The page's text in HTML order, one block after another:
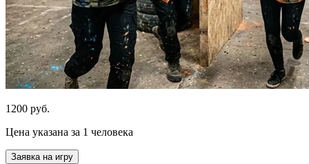
1200 руб.
Цена указана за 1 человека
Заявка на игру